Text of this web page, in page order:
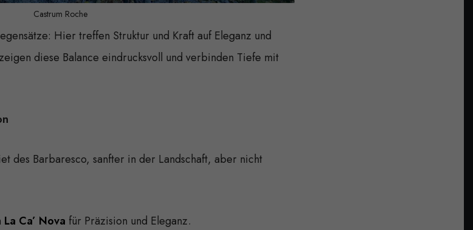
Castrum Roche
Hier treffen Struktur und Kraft auf Eleganz und
zeigen diese Balance eindrucksvoll und verbinden Tiefe mit
des Barbaresco, sanfter in der Landschaft, aber nicht
La Ca’ Nova für Präzision und Eleganz.